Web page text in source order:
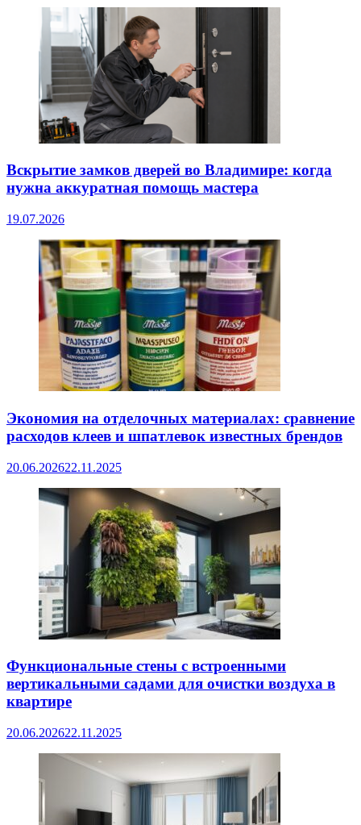
Вскрытие замков дверей во Владимире: когда
нужна аккуратная помощь мастера
19.07.2026
Экономия на отделочных материалах: сравнение
расходов клеев и шпатлевок известных брендов
20.06.202622.11.2025
Функциональные стены с встроенными
вертикальными садами для очистки воздуха в
квартире
20.06.202622.11.2025